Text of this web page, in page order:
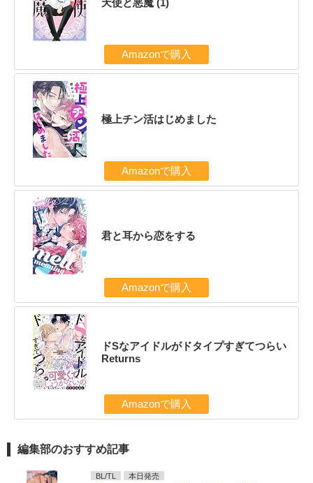
天使と悪魔 (1)
Amazonで購入
極上チン活はじめました
Amazonで購入
君と耳から恋をする
Amazonで購入
ドSなアイドルがドタイプすぎてつらい
Returns
Amazonで購入
編集部のおすすめ記事
BL/TL 本日発売